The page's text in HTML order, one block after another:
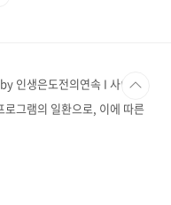
인생은도전의연속 I 사이트
로그램의 일환으로, 이에 따른